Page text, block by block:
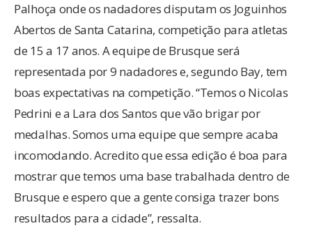
Palhoça onde os nadadores disputam os Joguinhos
Abertos de Santa Catarina, competição para atletas
de 15 a 17 anos. A equipe de Brusque será
representada por 9 nadadores e, segundo Bay, tem
boas expectativas na competição. “Temos o Nicolas
Pedrini e a Lara dos Santos que vão brigar por
medalhas. Somos uma equipe que sempre acaba
incomodando. Acredito que essa edição é boa para
mostrar que temos uma base trabalhada dentro de
Brusque e espero que a gente consiga trazer bons
resultados para a cidade”, ressalta.